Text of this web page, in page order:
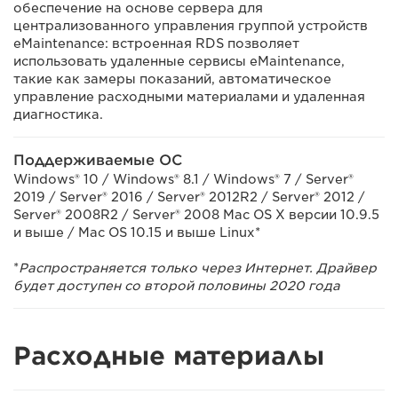
обеспечение на основе сервера для
централизованного управления группой устройств
eMaintenance: встроенная RDS позволяет
использовать удаленные сервисы eMaintenance,
такие как замеры показаний, автоматическое
управление расходными материалами и удаленная
диагностика.
Поддерживаемые ОС
Windows® 10 / Windows® 8.1 / Windows® 7 / Server®
2019 / Server® 2016 / Server® 2012R2 / Server® 2012 /
Server® 2008R2 / Server® 2008 Mac OS X версии 10.9.5
и выше / Mac OS 10.15 и выше Linux*
*Распространяется только через Интернет. Драйвер
будет доступен со второй половины 2020 года
Расходные материалы